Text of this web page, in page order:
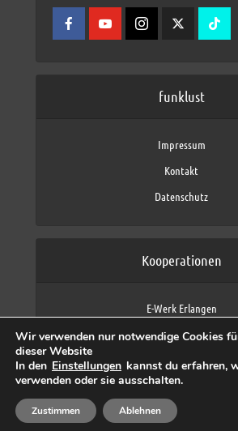
funklust
Impressum
Kontakt
Datenschutz
Kooperationen
E-Werk Erlangen
Fraunhofer IIS
max neo (AFK max)
Copyright © 2026 by funklust,
Wir verwenden nur notwendige Cookies
dieser Website
In den Einstellungen kannst du erfahren,
verwenden oder sie ausschalten.
Zustimmen Ablehnen